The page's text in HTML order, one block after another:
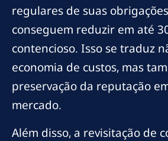
regulares de suas
conseguem reduzir em até
contencioso. Isso se traduz
economia de custos, mas
preservação da reputação
mercado.
Além disso, a revisitação de